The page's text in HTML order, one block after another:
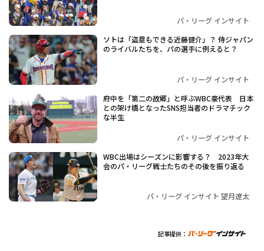
パ・リーグ インサイト
ソトは「盗塁もできる近藤健介」？ 侍ジャパン
のライバルたちを、パの選手に例えると？
パ・リーグ インサイト
府中を「第二の故郷」と呼ぶWBC豪代表 日本
との架け橋となったSNS担当者のドラマチック
な半生
パ・リーグ インサイト
WBC出場はシーズンに影響する？ 2023年大
会のパ・リーグ戦士たちのその後を振り返る
パ・リーグ インサイト 望月遼太
記事提供：